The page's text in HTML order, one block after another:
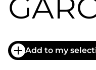
Add to my